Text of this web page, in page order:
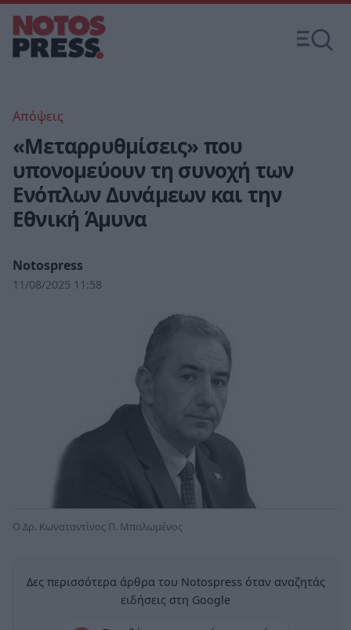
Απόψεις
«Μεταρρυθμίσεις» που
υπονομεύουν τη συνοχή των
Ενόπλων Δυνάμεων και την
Εθνική Άμυνα
Notospress
11/08/2025 11:58
Ο Δρ. Κωνσταντίνος Π. Μπαλωμένος
Δες περισσότερα άρθρα του Notospress όταν αναζητάς
ειδήσεις στη Google